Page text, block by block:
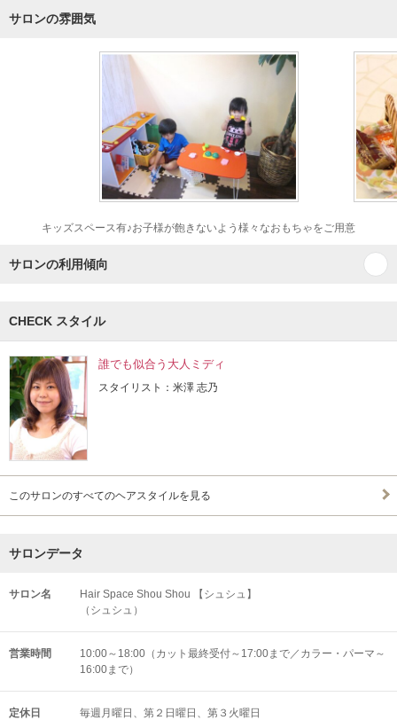
サロンの雰囲気
キッズスペース有♪お子様が飽きないよう様々なおもちゃをご用意
サロンの利用傾向
CHECK スタイル
誰でも似合う大人ミディ
スタイリスト：米澤 志乃
このサロンのすべてのヘアスタイルを見る
サロンデータ
サロン名
Hair Space Shou Shou 【シュシュ】
（シュシュ）
営業時間
10:00～18:00（カット最終受付～17:00まで／カラー・パーマ～
16:00まで）
定休日 毎週月曜日、第２日曜日、第３火曜日